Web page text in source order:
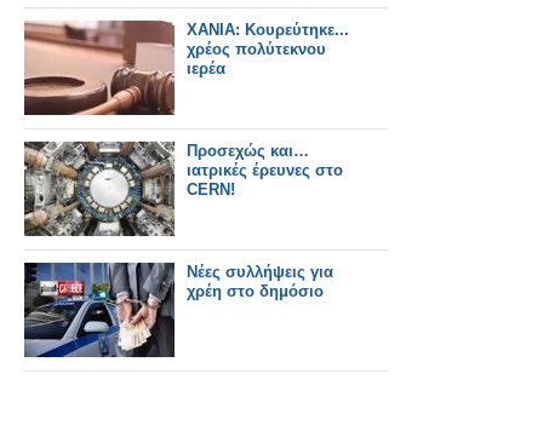
ΧΑΝΙΑ: Κουρεύτηκε...
χρέος πολύτεκνου
ιερέα
Προσεχώς και…
ιατρικές έρευνες στο
CERN!
Νέες συλλήψεις για
χρέη στο δημόσιο